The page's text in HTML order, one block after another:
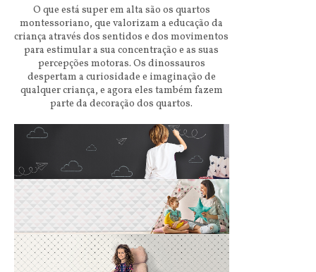
O que está super em alta são os quartos
montessoriano, que valorizam a educação da
criança através dos sentidos e dos movimentos
para estimular a sua concentração e as suas
percepções motoras. Os dinossauros
despertam a curiosidade e imaginação de
qualquer criança, e agora eles também fazem
parte da decoração dos quartos.